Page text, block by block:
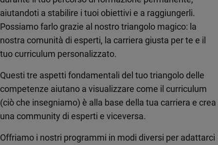
aiutandoti a stabilire i tuoi obiettivi e a raggiungerli.
Possiamo farlo grazie al nostro triangolo magico: la
nostra comunità di esperti, la carriera giusta per te e il
tuo curriculum personalizzato.
Questi tre aspetti fondamentali del tuo triangolo delle
competenze aiutano a visualizzare come il curriculum
(ciò che insegniamo) è alla base della tua carriera e crea
una community di esperti e viceversa.
Offriamo i nostri programmi in modi diversi per adattarci